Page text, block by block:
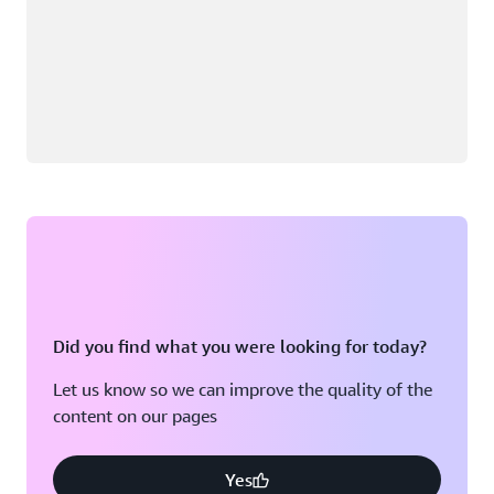
Did you find what you were looking for today?
Let us know so we can improve the quality of the
content on our pages
Yes